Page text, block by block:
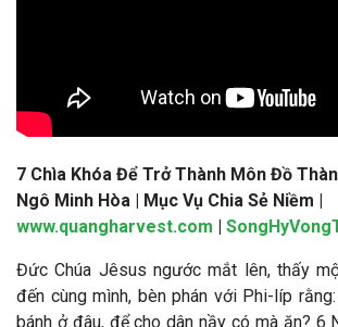
7 Chìa Khóa Để Trở Thành Môn Đồ
Ngô Minh Hòa | Mục Vụ Chia Sẻ Niềm |
www.quangharvest.com |
Đức Chúa Jêsus ngước mắt lên, thấy
đến cùng mình, bèn phán với Phi-líp
bánh ở đâu, để cho dân nầy có mà ăn? 6